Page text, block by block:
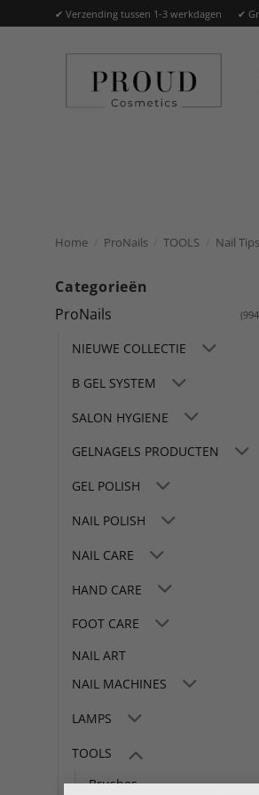
naar
✔ Verzending tussen 1-3 werkdagen ✔
Home ProNails TOOLS Nail
Categorieën
ProNails
NIEUWE COLLECTIE
B GEL SYSTEM
SALON HYGIENE
GELNAGELS PRODUCTEN
GEL POLISH
NAIL POLISH
NAIL CARE
HAND CARE
FOOT CARE
NAIL ART
NAIL MACHINES
LAMPS
TOOLS
Brushes